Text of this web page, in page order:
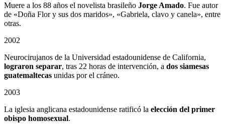
Muere a los 88 años el novelista brasileño Jorge Amado. Fue autor
de «Doña Flor y sus dos maridos», «Gabriela, clavo y canela», entre
otras.
2002
Neurocirujanos de la Universidad estadounidense de California,
lograron separar, tras 22 horas de intervención, a dos siamesas
guatemaltecas unidas por el cráneo.
2003
La iglesia anglicana estadounidense ratificó la elección del primer
obispo homosexual.